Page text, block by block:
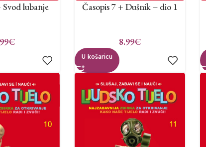
Svod lubanje
€
Časopis 7 + Dušnik – dio 1
8.99€
U košaricu